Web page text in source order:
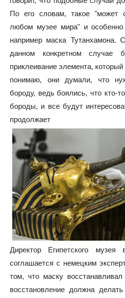
По его словам, такое "может
любом музее мира" и
например маска Тутанхамона.
данном конкретном случае
приклеивание элемента,
понимаю, они думали, что
бороду, ведь боялись, что кто-
бороды, и все будут
Директор Египетского
соглашается с немецким
том, что маску
восстановление должна